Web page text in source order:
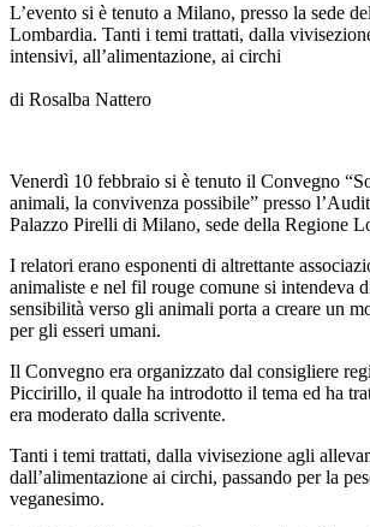
L’evento si è tenuto a Milano, presso la sede
Lombardia. Tanti i temi trattati, dalla
intensivi, all’alimentazione, ai circhi
di Rosalba Nattero
Venerdì 10 febbraio si è tenuto il Convegno
animali, la convivenza possibile” presso
Palazzo Pirelli di Milano, sede della Regione
I relatori erano esponenti di altrettante
animaliste e nel fil rouge comune si intendeva
sensibilità verso gli animali porta a creare un
per gli esseri umani.
Il Convegno era organizzato dal consigliere
Piccirillo, il quale ha introdotto il tema ed ha
era moderato dalla scrivente.
Tanti i temi trattati, dalla vivisezione agli
dall’alimentazione ai circhi, passando per la
veganesimo.